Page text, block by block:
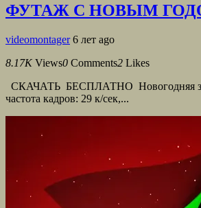
ФУТАЖ С НОВЫМ
videomontager 6 лет ago
8.17K Views0 Comments2 Likes
СКАЧАТЬ БЕСПЛАТНО Новогодняя
частота кадров: 29 к/сек,...